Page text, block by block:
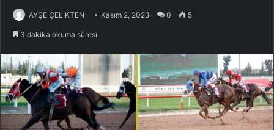
AYŞE ÇELİKTEN Kasım 2, 2023 0 5
3 dakika okuma süresi